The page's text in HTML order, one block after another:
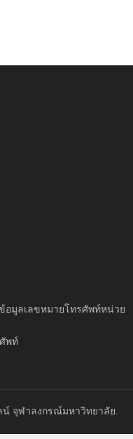
อมูลเลขหมายโทรศัพท์หน่วย
พท์
จุฬาลงกรณ์มหาวิทยาลัย.